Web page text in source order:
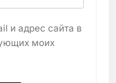
и адрес сайта в
моих